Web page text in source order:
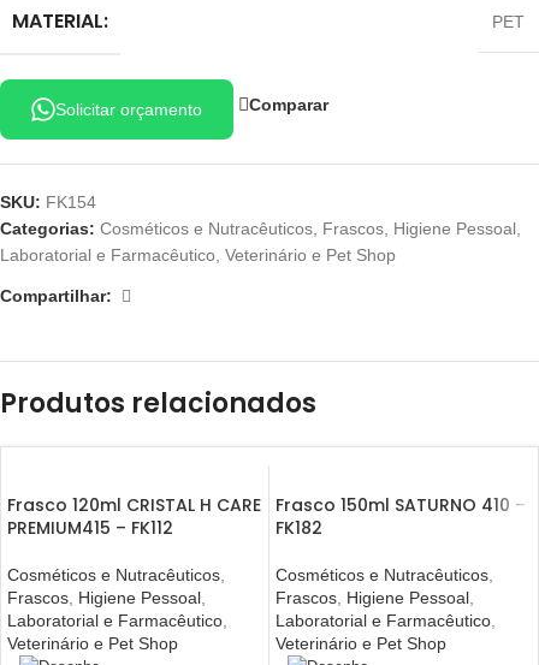
MATERIAL: PET
Solicitar orçamento Comparar
SKU: FK154
Categorias: Cosméticos e Nutracêuticos Frascos Higiene Pessoal
Laboratorial e Farmacêutico Veterinário e Pet Shop
Compartilhar:
Produtos relacionados
Frasco 120ml CRISTAL H CARE
PREMIUM415 – FK112
Cosméticos e Nutracêuticos
Frascos Higiene Pessoal
Laboratorial e Farmacêutico
Veterinário e Pet Shop
Frasco 150ml SATURNO 410 –
FK182
Cosméticos e Nutracêuticos
Frascos Higiene Pessoal
Laboratorial e Farmacêutico
Veterinário e Pet Shop